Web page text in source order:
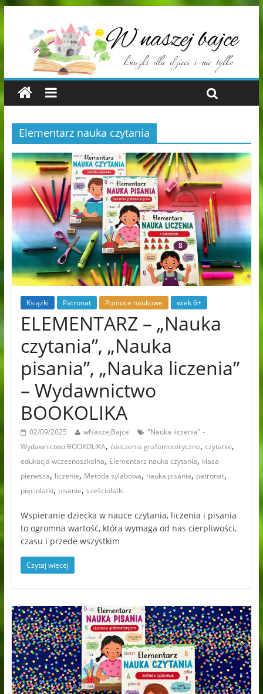
Elementarz nauka czytania
Książki Patronat Pomoce naukowe wiek 6+
ELEMENTARZ – „Nauka
czytania”, „Nauka
pisania”, „Nauka liczenia”
– Wydawnictwo
BOOKOLIKA
02/09/2025 wNaszejBajce
"Nauka liczenia" -
Wydawnictwo BOOKOLIKA, ćwiczenia grafomotoryczne, czytanie,
edukacja wczesnoszkolna, Elementarz nauka czytania, klasa
pierwsza, liczenie, Metoda sylabowa, nauka pisania, patronat,
pięciolatki, pisanie, sześciolatki
Wspieranie dziecka w nauce czytania, liczenia i pisania
to ogromna wartość, która wymaga od nas cierpliwości,
czasu i przede wszystkim
Czytaj więcej